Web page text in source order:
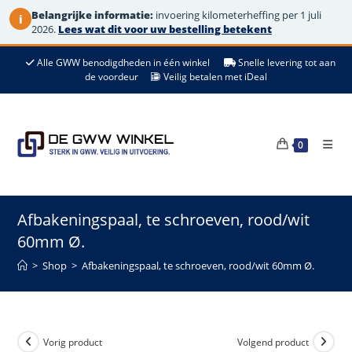
i Belangrijke informatie: invoering kilometerheffing per 1 juli
2026. Lees wat dit voor uw bestelling betekent
de
Alle GWW benodigdheden in één winkel
Snelle levering tot aan
de voordeur
Veilig betalen met iDeal
0
Afbakeningspaal, te schroeven, rood/wit
60mm Ø.
> Shop > Afbakeningspaal, te schroeven, rood/wit 60mm Ø.
Vorig product Volgend product